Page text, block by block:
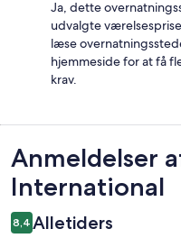
Ja, dette
udvalgte
læse
hjemmeside for at få
krav.
Anmeldelser
Anmeldelser
International
8,4 Alletiders